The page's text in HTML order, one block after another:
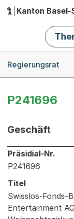
Hauptnavigation
Kanton
Regierungsrat
P241696
Geschäft
Informationen
Präsidial-Nr.
P241696
Titel
Swisslos-Fonds-
Entertainment